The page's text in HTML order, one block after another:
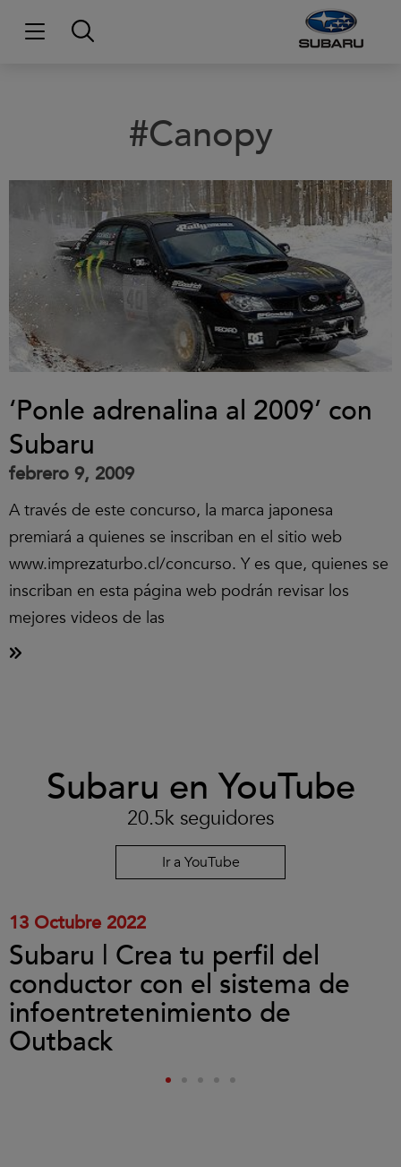
#Canopy
‘Ponle adrenalina al 2009’ con
Subaru
febrero 9, 2009
A través de este concurso, la marca japonesa
premiará a quienes se inscriban en el sitio web
www.imprezaturbo.cl/concurso. Y es que, quienes se
inscriban en esta página web podrán revisar los
mejores videos de las
Subaru en YouTube
20.5k seguidores
Ir a YouTube
aceptar
13 Octubre 2022
Subaru | Crea tu perfil del
conductor con el sistema de
infoentretenimiento de
Outback